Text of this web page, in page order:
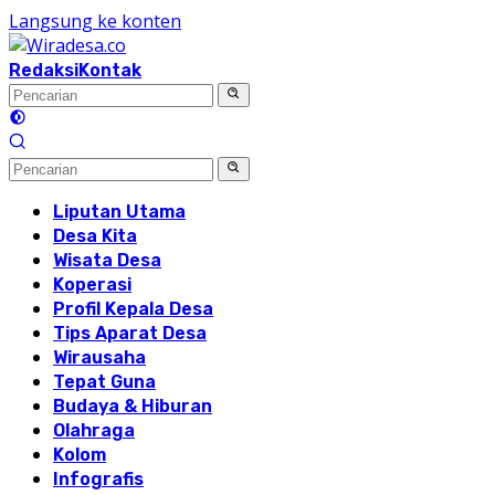
Langsung ke konten
RedaksiKontak
Liputan Utama
Desa Kita
Wisata Desa
Koperasi
Profil Kepala Desa
Tips Aparat Desa
Wirausaha
Tepat Guna
Budaya & Hiburan
Olahraga
Kolom
Infografis